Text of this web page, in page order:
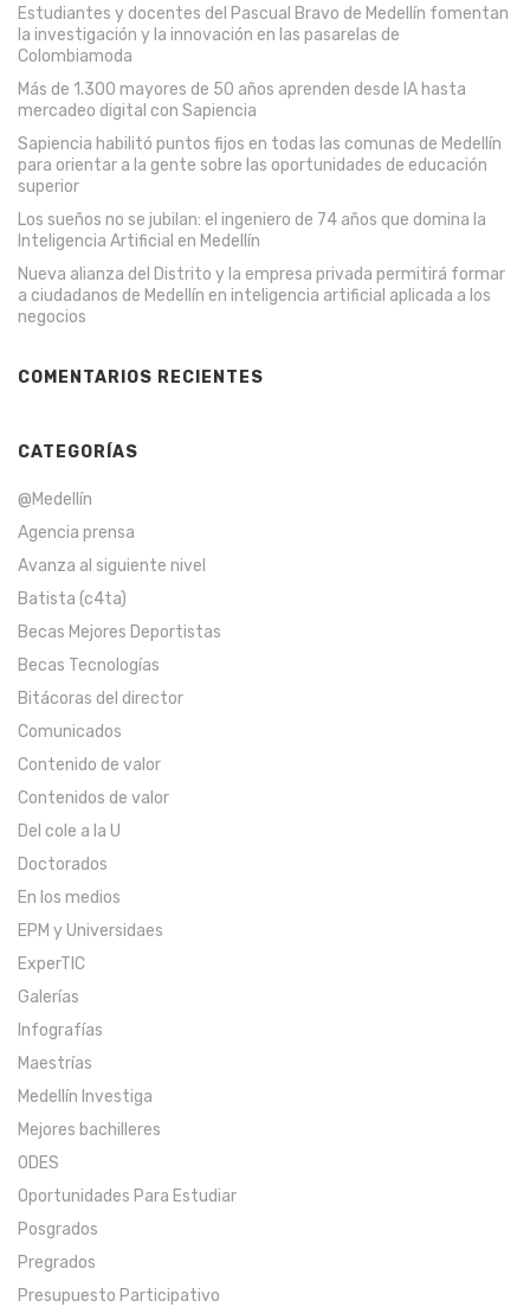
Estudiantes y docentes del Pascual Bravo de Medellín fomentan
la investigación y la innovación en las pasarelas de
Colombiamoda
Más de 1.300 mayores de 50 años aprenden desde IA hasta
mercadeo digital con Sapiencia
Sapiencia habilitó puntos fijos en todas las comunas de Medellín
para orientar a la gente sobre las oportunidades de educación
superior
Los sueños no se jubilan: el ingeniero de 74 años que domina la
Inteligencia Artificial en Medellín
Nueva alianza del Distrito y la empresa privada permitirá formar
a ciudadanos de Medellín en inteligencia artificial aplicada a los
negocios
COMENTARIOS RECIENTES
CATEGORÍAS
@Medellín
Agencia prensa
Avanza al siguiente nivel
Batista (c4ta)
Becas Mejores Deportistas
Becas Tecnologías
Bitácoras del director
Comunicados
Contenido de valor
Contenidos de valor
Del cole a la U
Doctorados
En los medios
EPM y Universidaes
ExperTIC
Galerías
Infografías
Maestrías
Medellín Investiga
Mejores bachilleres
ODES
Oportunidades Para Estudiar
Posgrados
Pregrados
Presupuesto Participativo